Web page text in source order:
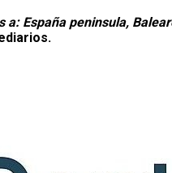
a: España peninsula,